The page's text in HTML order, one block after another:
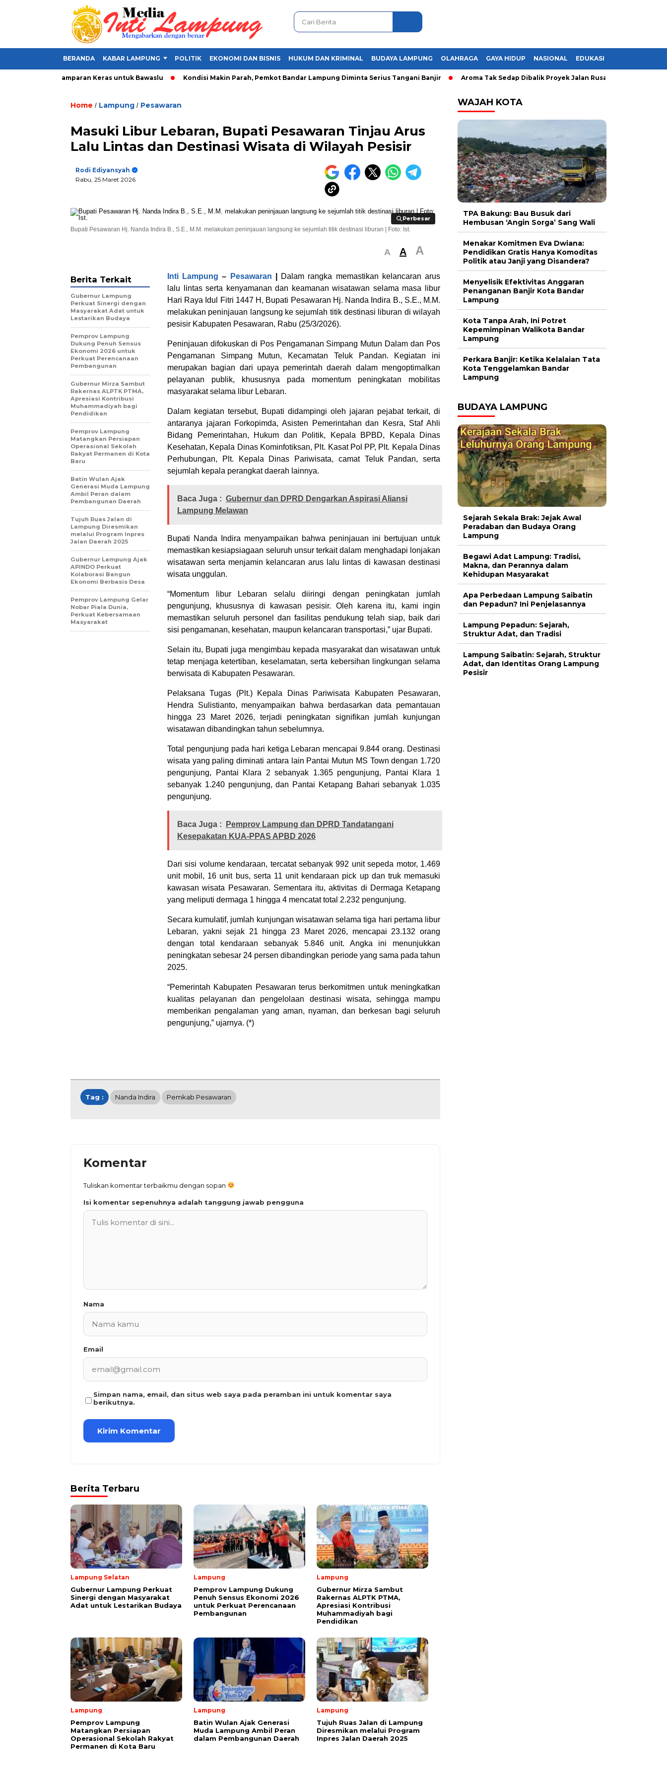
BERANDA KABAR LAMPUNG POLITIK EKONOMI DAN BISNIS HUKUM DAN KRIMINAL BUDAYA LAMPUNG OLAHRAGA GAYA HIDUP NASIONAL EDUKASI
Politik, Tamparan Keras untuk Bawaslu Kondisi Makin Parah, Pemkot Bandar Lampung Diminta Serius Tangani Banjir Aroma Tak Sedap Dibalik Proyek Jalan Rusak di Lampung,
Home / Lampung / Pesawaran
Masuki Libur Lebaran, Bupati Pesawaran Tinjau Arus
Lalu Lintas dan Destinasi Wisata di Wilayah Pesisir
Rodi Ediyansyah
Rabu, 25 Maret 2026
Perbesar
Perbesar
Bupati Pesawaran Hj. Nanda Indira B., S.E., M.M. melakukan peninjauan langsung ke sejumlah titik destinasi liburan | Foto: Ist.
A A A
Inti Lampung – Pesawaran
Dalam rangka memastikan kelancaran arus
lalu lintas serta kenyamanan dan keamanan wisatawan selama masa libur
Hari Raya Idul Fitri 1447 H, Bupati Pesawaran Hj. Nanda Indira B., S.E., M.M.
melakukan peninjauan langsung ke sejumlah titik destinasi liburan di wilayah
pesisir Kabupaten Pesawaran, Rabu (25/3/2026).
Peninjauan difokuskan di Pos Pengamanan Simpang Mutun Dalam dan Pos
Pengamanan Simpang Mutun, Kecamatan Teluk Pandan. Kegiatan ini
merupakan bagian dari upaya pemerintah daerah dalam mengoptimalkan
pelayanan publik, khususnya pada momentum peningkatan mobilitas
masyarakat selama libur Lebaran.
Dalam kegiatan tersebut, Bupati didampingi oleh jajaran pejabat terkait, di
antaranya jajaran Forkopimda, Asisten Pemerintahan dan Kesra, Staf Ahli
Bidang Pemerintahan, Hukum dan Politik, Kepala BPBD, Kepala Dinas
Kesehatan, Kepala Dinas Kominfotiksan, Plt. Kasat Pol PP, Plt. Kepala Dinas
Perhubungan, Plt. Kepala Dinas Pariwisata, camat Teluk Pandan, serta
sejumlah kepala perangkat daerah lainnya.
Baca Juga : Gubernur dan DPRD Dengarkan Aspirasi Aliansi
Lampung Melawan
Bupati Nanda Indira menyampaikan bahwa peninjauan ini bertujuan untuk
memastikan kesiapsiagaan seluruh unsur terkait dalam menghadapi lonjakan
wisatawan serta menjamin kelancaran arus lalu lintas di kawasan destinasi
wisata unggulan.
“Momentum libur Lebaran selalu diiringi dengan peningkatan jumlah
pengunjung, khususnya di kawasan pesisir. Oleh karena itu, kami ingin
memastikan seluruh personel dan fasilitas pendukung telah siap, baik dari
sisi pengamanan, kesehatan, maupun kelancaran transportasi,” ujar Bupati.
Selain itu, Bupati juga mengimbau kepada masyarakat dan wisatawan untuk
tetap menjaga ketertiban, keselamatan, serta kebersihan lingkungan selama
berwisata di Kabupaten Pesawaran.
Pelaksana Tugas (Plt.) Kepala Dinas Pariwisata Kabupaten Pesawaran,
Hendra Sulistianto, menyampaikan bahwa berdasarkan data pemantauan
hingga 23 Maret 2026, terjadi peningkatan signifikan jumlah kunjungan
wisatawan dibandingkan tahun sebelumnya.
Total pengunjung pada hari ketiga Lebaran mencapai 9.844 orang. Destinasi
wisata yang paling diminati antara lain Pantai Mutun MS Town dengan 1.720
pengunjung, Pantai Klara 2 sebanyak 1.365 pengunjung, Pantai Klara 1
sebanyak 1.240 pengunjung, dan Pantai Ketapang Bahari sebanyak 1.035
pengunjung.
Baca Juga :
Pemprov Lampung dan DPRD Tandatangani
Kesepakatan KUA-PPAS APBD 2026
Dari sisi volume kendaraan, tercatat sebanyak 992 unit sepeda motor, 1.469
unit mobil, 16 unit bus, serta 11 unit kendaraan pick up dan truk memasuki
kawasan wisata Pesawaran. Sementara itu, aktivitas di Dermaga Ketapang
yang meliputi dermaga 1 hingga 4 mencatat total 2.232 pengunjung.
Secara kumulatif, jumlah kunjungan wisatawan selama tiga hari pertama libur
Lebaran, yakni sejak 21 hingga 23 Maret 2026, mencapai 23.132 orang
dengan total kendaraan sebanyak 5.846 unit. Angka ini menunjukkan
peningkatan sebesar 24 persen dibandingkan periode yang sama pada tahun
2025.
“Pemerintah Kabupaten Pesawaran terus berkomitmen untuk meningkatkan
kualitas pelayanan dan pengelolaan destinasi wisata, sehingga mampu
memberikan pengalaman yang aman, nyaman, dan berkesan bagi seluruh
pengunjung,” ujarnya. (*)
Berita Terkait
Gubernur Lampung
Perkuat Sinergi dengan
Masyarakat Adat untuk
Lestarikan Budaya
Pemprov Lampung
Dukung Penuh Sensus
Ekonomi 2026 untuk
Perkuat Perencanaan
Pembangunan
Gubernur Mirza Sambut
Rakernas ALPTK PTMA,
Apresiasi Kontribusi
Muhammadiyah bagi
Pendidikan
Pemprov Lampung
Matangkan Persiapan
Operasional Sekolah
Rakyat Permanen di Kota
Baru
Batin Wulan Ajak
Generasi Muda Lampung
Ambil Peran dalam
Pembangunan Daerah
Tujuh Ruas Jalan di
Lampung Diresmikan
melalui Program Inpres
Jalan Daerah 2025
Gubernur Lampung Ajak
APINDO Perkuat
Kolaborasi Bangun
Ekonomi Berbasis Desa
Pemprov Lampung Gelar
Nobar Piala Dunia,
Perkuat Kebersamaan
Masyarakat
Tag : Nanda Indira Pemkab Pesawaran
Komentar
Tuliskan komentar terbaikmu dengan sopan
Isi komentar sepenuhnya adalah tanggung jawab pengguna
Nama
Email
Simpan nama, email, dan situs web saya pada peramban ini untuk komentar saya
berikutnya.
Berita Terbaru
Lampung Selatan
Gubernur Lampung Perkuat
Sinergi dengan Masyarakat
Adat untuk Lestarikan Budaya
Lampung
Pemprov Lampung Dukung
Penuh Sensus Ekonomi 2026
untuk Perkuat Perencanaan
Pembangunan
Lampung
Gubernur Mirza Sambut
Rakernas ALPTK PTMA,
Apresiasi Kontribusi
Muhammadiyah bagi
Pendidikan
Lampung
Pemprov Lampung
Matangkan Persiapan
Operasional Sekolah Rakyat
Permanen di Kota Baru
Lampung
Batin Wulan Ajak Generasi
Muda Lampung Ambil Peran
dalam Pembangunan Daerah
Lampung
Tujuh Ruas Jalan di Lampung
Diresmikan melalui Program
Inpres Jalan Daerah 2025
WAJAH KOTA
TPA Bakung: Bau Busuk dari
Hembusan ‘Angin Sorga’ Sang Wali
Menakar Komitmen Eva Dwiana:
Pendidikan Gratis Hanya Komoditas
Politik atau Janji yang Disandera?
Menyelisik Efektivitas Anggaran
Penanganan Banjir Kota Bandar
Lampung
Kota Tanpa Arah, Ini Potret
Kepemimpinan Walikota Bandar
Lampung
Perkara Banjir: Ketika Kelalaian Tata
Kota Tenggelamkan Bandar
Lampung
BUDAYA LAMPUNG
Sejarah Sekala Brak: Jejak Awal
Peradaban dan Budaya Orang
Lampung
Begawi Adat Lampung: Tradisi,
Makna, dan Perannya dalam
Kehidupan Masyarakat
Apa Perbedaan Lampung Saibatin
dan Pepadun? Ini Penjelasannya
Lampung Pepadun: Sejarah,
Struktur Adat, dan Tradisi
Lampung Saibatin: Sejarah, Struktur
Adat, dan Identitas Orang Lampung
Pesisir